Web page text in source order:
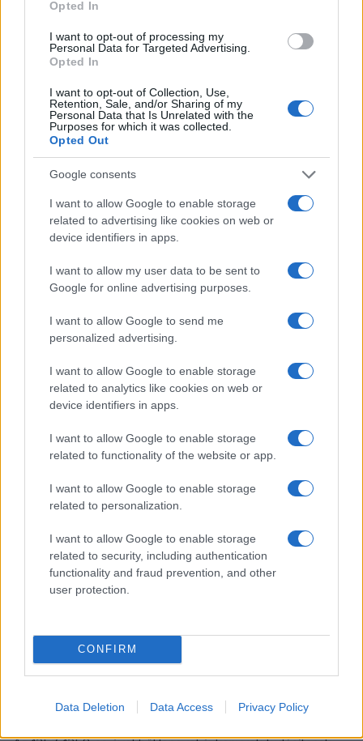
Opted In
I want to opt-out of processing my
Personal Data for Targeted Advertising.
Opted In
I want to opt-out of Collection, Use,
Retention, Sale, and/or Sharing of my
Personal Data that Is Unrelated with the
Purposes for which it was collected.
Opted Out
Google consents
I want to allow Google to enable storage
related to advertising like cookies on web or
device identifiers in apps.
I want to allow my user data to be sent to
Google for online advertising purposes.
I want to allow Google to send me
personalized advertising.
I want to allow Google to enable storage
related to analytics like cookies on web or
device identifiers in apps.
I want to allow Google to enable storage
related to functionality of the website or app.
I want to allow Google to enable storage
related to personalization.
I want to allow Google to enable storage
related to security, including authentication
functionality and fraud prevention, and other
user protection.
CONFIRM
Data Deletion Data Access Privacy Policy
nemcsak hogy beleremegett a monarchia intézménye, de az
újjáépítésben majdnem el is tűnt.
Pombal egyik legnagyobb dobása az volt, hogy az új házak
falát földrengés biztosra terveztette. A romhalmokat sem
hordták el, hanem a vizenyős talajnak elegendő alapozást
hagyva ráépítkeztek.
Az eredmény lenyűgöző lett: aki ma ránéz a lisszaboni Baixa
negyed térképére, majd házaira, maga is meggyőződhet
arról, hogy de Maia építész tervei hogyan keltek életre és
változtatták a középkori hamuval belepett várost egy
felvilágosult metropolisz víziójává. A Pombal idejében
kialakított utcák befogadták a villamos- és autóforgalmat is,
által megálmodott térélményből.
A középkori források keveset árulnak el a földrengésekről.
A nyugati évkönyvek rövid, száraz stílusban számolnak be
es évhez például a következő eseményt
fűzte: "Magyarországon ezekben az időkben, mint hallottuk,
sok csodálatos esemény történt. Ugyanis egy bizonyos
hegy a Dunába zuhant, ezáltal ez a folyó, saját medrét
változtatni kényszerülvén, a környező földeket széltében-
lökést állva elviselni. Igen nagy, századok óta nem észlelt
dübörgés is rémítette itt az embereket, amely a föld felett
átment és ugyanazon úton a föld alá visszatérni érződött."